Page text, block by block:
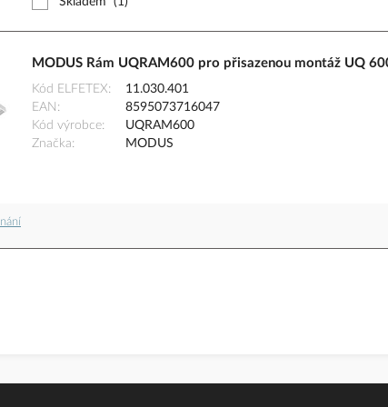
MODUS Rám UQRAM600 pro přisazenou montáž UQ
Kód ELFETEX
11.030.401
EAN
8595073716047
Kód výrobce
UQRAM600
Značka
MODUS